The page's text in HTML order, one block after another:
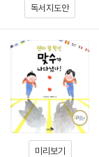
독서지도안
미리보기